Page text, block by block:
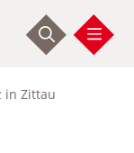
in Zittau